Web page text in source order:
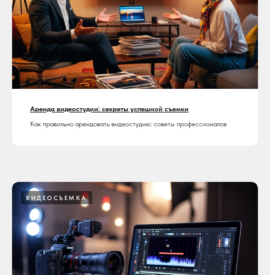
Аренда видеостудии: секреты успешной съемки
Как правильно арендовать видеостудию: советы профессионалов
ВИДЕОСЪЕМКА